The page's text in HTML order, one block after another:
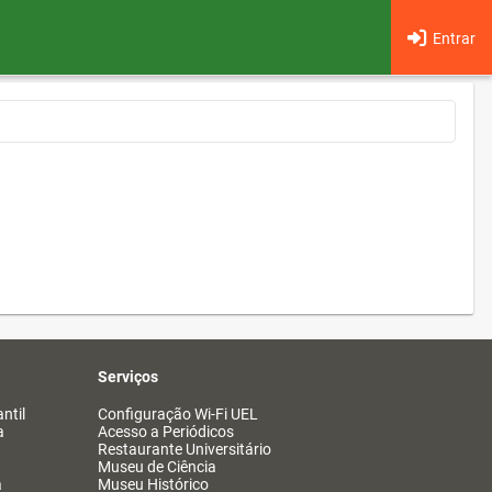
Entrar
Serviços
Configuração Wi-Fi UEL
Acesso a Periódicos
Restaurante Universitário
Museu de Ciência
Museu Histórico